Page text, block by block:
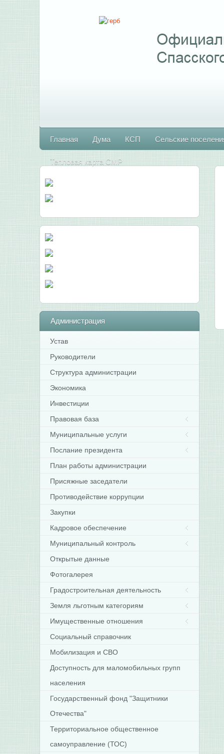
Главная Дума КСП Сельские
Тепловая карта СМР
Администрация
Устав
Руководители
Структура администрации
Экономика
Инвестиции
Правовая база
Муниципальные услуги
Послание президента
План работы администрации
Присяжные заседатели
Противодействие коррупции
Закупки
Кадровое обеспечение
Муниципальный контроль
Открытые данные
Фотогалерея
Градостроительная деятельность
Земля льготным категориям
Имущественные отношения
Социальный справочник
Мобилизация и СВО
Доступность для маломобильных групп
населения
Государственный фонд "Защитники
Отечества"
Территориальное общественное
самоуправление (ТОС)